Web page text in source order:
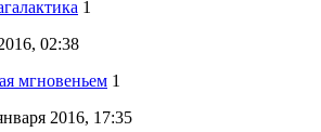
1
02:38
мгновеньем 1
2016, 17:35